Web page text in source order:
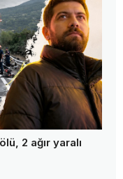
2 ağır yaralı